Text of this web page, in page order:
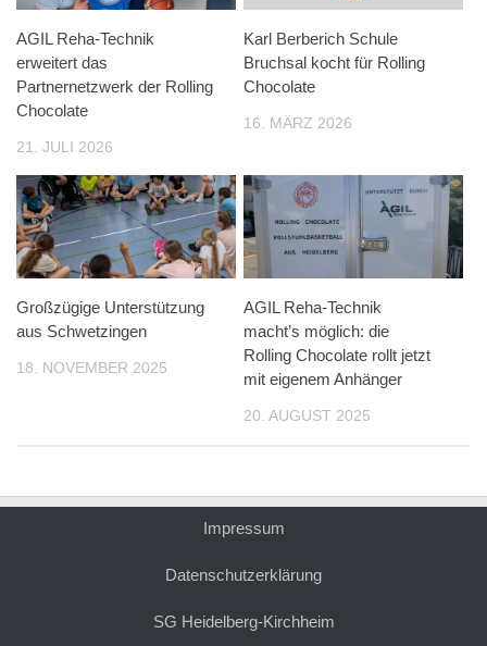
AGIL Reha-Technik
erweitert das
Partnernetzwerk der Rolling
Chocolate
21. JULI 2026
Karl Berberich Schule
Bruchsal kocht für Rolling
Chocolate
16. MÄRZ 2026
Großzügige Unterstützung
aus Schwetzingen
18. NOVEMBER 2025
AGIL Reha-Technik
macht’s möglich: die
Rolling Chocolate rollt jetzt
mit eigenem Anhänger
20. AUGUST 2025
Impressum
Datenschutzerklärung
SG Heidelberg-Kirchheim